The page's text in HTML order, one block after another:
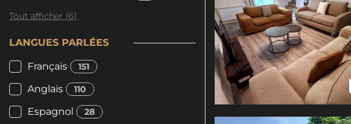
Tout afficher (6)
LANGUES PARLÉES
Français 151
Anglais 110
Espagnol 28